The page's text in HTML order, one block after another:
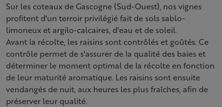
Sur les coteaux de Gascogne (Sud-Ouest), nos vignes
profitent d'un terroir privilégié fait de sols sablo-
limoneux et argilo-calcaires, d'eau et de soleil.
Avant la récolte, les raisins sont contrôlés et goûtés. Ce
contrôle permet de s'assurer de la qualité des baies et
déterminer le moment optimal de la récolte en fonction
de leur maturité aromatique. Les raisins sont ensuite
vendangés de nuit, aux heures les plus fraîches, afin de
préserver leur qualité.